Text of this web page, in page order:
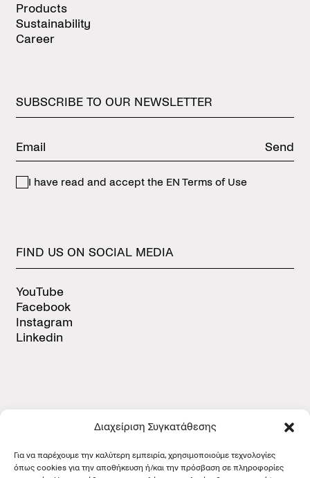
Διαχείριση Συγκατάθεσης
Για να παρέχουμε την καλύτερη εμπειρία, χρησιμοποιούμε τεχνολογίες
όπως cookies για την αποθήκευση ή/και την πρόσβαση σε πληροφορίες
Products
Sustainability
Career
SUBSCRIBE TO OUR NEWSLETTER
Send
I have read and accept the EN Terms of Use
FIND US ON SOCIAL MEDIA
YouTube
Facebook
Instagram
Linkedin